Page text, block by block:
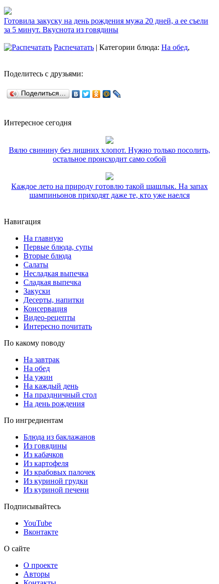
Готовила закуску на день рождения мужа 20 дней, а ее съели
за 5 минут. Вкуснота из говядины
Распечатать | Категории блюда: На обед,
Поделитесь с друзьями:
Поделиться…
Интересное сегодня
Вялю свинину без лишних хлопот. Нужно только посолить,
остальное происходит само собой
Каждое лето на природу готовлю такой шашлык. На запах
шампиньонов приходят даже те, кто уже наелся
Навигация
На главную
Первые блюда, супы
Вторые блюда
Салаты
Несладкая выпечка
Сладкая выпечка
Закуски
Десерты, напитки
Консервация
Видео-рецепты
Интересно почитать
По какому поводу
На завтрак
На обед
На ужин
На каждый день
На праздничный стол
На день рождения
По ингредиентам
Блюда из баклажанов
Из говядины
Из кабачков
Из картофеля
Из крабовых палочек
Из куриной грудки
Из куриной печени
Подписывайтесь
YouTube
Вконтакте
О сайте
О проекте
Авторы